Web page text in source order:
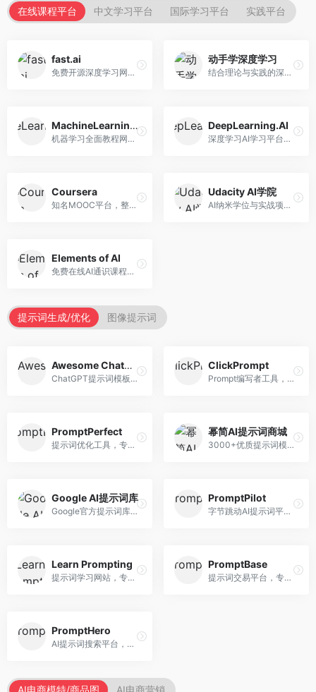
在线课程平台 中文学习平台 国际学习平台 实践平台
fast.ai
免费开源深度学习网站，专注于实用AI教学。面向开发者，提供免费深度学习课程、实战项目、代码库等资源，学习门槛低。
动手学深度学习
结合理论与实践的深度学习教材，专注于代码驱动学习。面向学生和开发者，提供深度学习理论、代码实现、练习题等资源，学习体验好。
MachineLearningMastery
机器学习全面教程网站，专注于实用技能教学。面向开发者，提供机器学习算法、Python实现、项目实战等教程，实用性强。
DeepLearning.AI
深度学习AI学习平台，由吴恩达创立。面向AI学习者，提供深度学习专项课程、AI新闻、技术社区等资源，课程质量权威。
Coursera
知名MOOC平台，整合全球顶尖大学课程资源。面向学习者，提供AI、机器学习、深度学习等课程，证书认可度高，课程质量专业。
Udacity AI学院
AI纳米学位与实战项目平台，专注于职业导向学习。面向AI从业者，提供机器学习、深度学习、计算机视觉等纳米学位，项目实战性强。
Elements of AI
免费在线AI通识课程，专注于AI基础知识普及。面向普通大众，提供AI概念、原理、应用等入门知识，语言通俗易懂。
提示词生成/优化 图像提示词
Awesome ChatGPT Prompts
ChatGPT提示词模板库，专注于实用提示词收集。面向ChatGPT用户，提供提示词模板、使用场景、效果展示等资源，模板实用性强。
ClickPrompt
Prompt编写者工具，专注于提示词创作辅助。面向提示词创作者，提供提示词编辑、测试、分享等服务，创作工具完善。
PromptPerfect
提示词优化工具，专注于提示词质量提升。面向AI用户，提供提示词优化、效果测试、版本对比等服务，提示词优化专业。
幂简AI提示词商城
3000+优质提示词模板平台，专注于中文提示词。面向中文AI用户，提供提示词模板、分类检索、一键使用等服务，中文提示词丰富。
Google AI提示词库
Google官方提示词库，专注于Gemini模型优化。面向开发者，提供官方提示词指南、最佳实践、示例代码等资源，权威性强。
PromptPilot
字节跳动AI提示词平台，专注于提示词优化与管理。面向AI用户，提供提示词优化、效果测试、团队协作等服务，企业级功能完善。
Learn Prompting
提示词学习网站，专注于提示词工程教育。面向AI学习者，提供提示词教程、最佳实践、案例研究等资源，教学内容系统。
PromptBase
提示词交易平台，专注于高质量提示词买卖。面向AI创作者，提供提示词交易、模板购买、创作者收益等服务，提示词质量高。
PromptHero
AI提示词搜索平台，整合多种AI工具提示词资源。面向AI创作者，提供提示词搜索、模板库、社区分享等服务，提示词资源丰富。
AI电商模特/商品图 AI电商营销